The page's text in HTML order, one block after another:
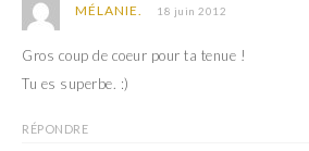
MÉLANIE. 18 juin 2012
Gros coup de coeur pour ta tenue !
Tu es superbe. :)
RÉPONDRE